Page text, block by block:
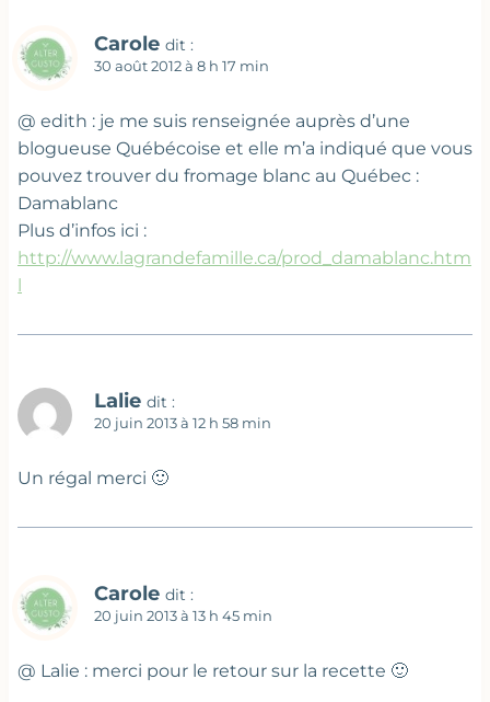
Carole dit :
30 août 2012 à 8 h 17 min
@ edith : je me suis renseignée auprès d’une
blogueuse Québécoise et elle m’a indiqué que vous
pouvez trouver du fromage blanc au Québec :
Damablanc
Plus d’infos ici :
http://www.lagrandefamille.ca/prod_damablanc.htm
l
Lalie dit :
20 juin 2013 à 12 h 58 min
Un régal merci 🙂
Carole dit :
20 juin 2013 à 13 h 45 min
@ Lalie : merci pour le retour sur la recette 🙂